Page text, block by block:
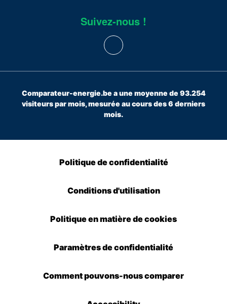
Suivez-nous !
Comparateur-energie.be a une moyenne de 93.254
visiteurs par mois, mesurée au cours des 6 derniers
mois.
Politique de confidentialité
Conditions d'utilisation
Politique en matière de cookies
Paramètres de confidentialité
Comment pouvons-nous comparer